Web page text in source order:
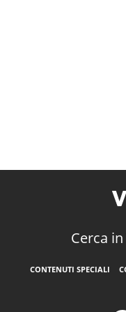
Cerca
CONTENUTI SPECIALI